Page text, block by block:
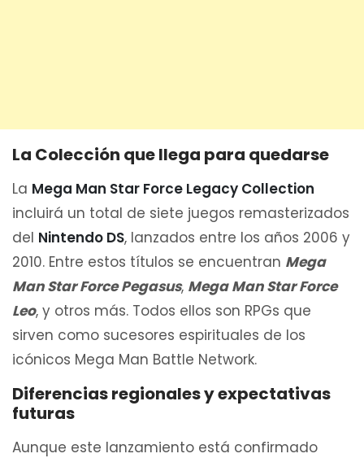
La Colección que llega para quedarse
La Mega Man Star Force Legacy Collection
incluirá un total de siete juegos remasterizados
del Nintendo DS, lanzados entre los años 2006 y
2010. Entre estos títulos se encuentran Mega
Man Star Force Pegasus, Mega Man Star Force
Leo, y otros más. Todos ellos son RPGs que
sirven como sucesores espirituales de los
icónicos Mega Man Battle Network.
Diferencias regionales y expectativas
futuras
Aunque este lanzamiento está confirmado